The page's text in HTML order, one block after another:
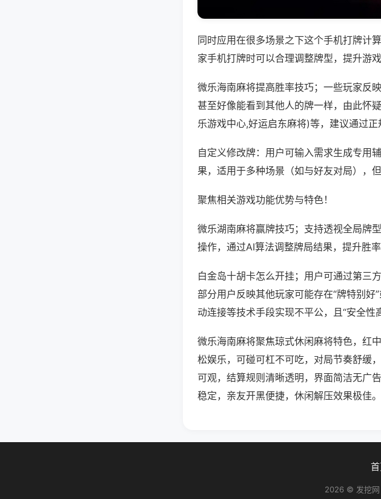
同时应用在很多场景之下这个手机打牌计
家手机打牌时可以合理调整牌型，提升游
微乐海南麻将提高胜率技巧；一些玩家反
甚至好像能看到其他人的牌一样，由此怀
乐游戏中心,好运启东麻将)等，建议通过正
自定义修改牌：用户可输入需求生成专用
果，适用于多种场景（如与好友对局），
聚焦相关游戏功能优势与特色！
微乐湖南麻将赢牌技巧；支持透视全局牌
操作，通过AI算法调整牌局结果，提升胜率
白金岛十胡卡怎么开挂；用户可通过第三
部分用户反映其他玩家可能存在“牌特别好
动连接等技术手段实现不平公，且“安全性高
微乐海南麻将聚焦琼式休闲麻将特色，红
松娱乐，可碰可杠不可吃，对局节奏舒缓
可观，结算规则清晰透明，界面简洁无广
稳定，亲友开黑便捷，休闲解压效果极佳。
2026 © 发挖网